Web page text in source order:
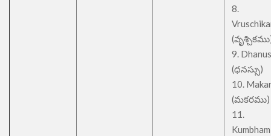
8.
9.
(ధనస్సు)
10.
(మకరము)
11.
Kumbham